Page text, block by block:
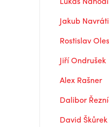
Jakub
Rostislav
Jiří Ondrušek
Alex Rašner
Dalibor
David Škůrek